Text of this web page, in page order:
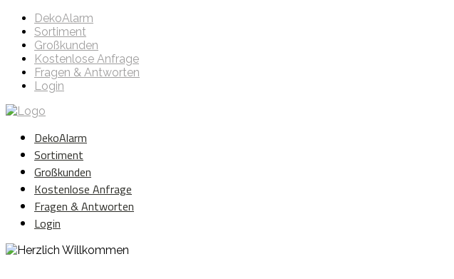
DekoAlarm
Sortiment
Großkunden
Kostenlose Anfrage
Fragen & Antworten
Login
DekoAlarm
Sortiment
Großkunden
Kostenlose Anfrage
Fragen & Antworten
Login